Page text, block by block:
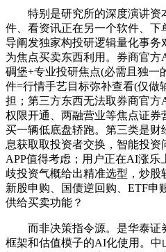
特别是研究所的深度演讲资
件、看资讯正在另一个软件、下
导阐发独家构投研逻辑量化事
为焦点买卖东西利用。券商官方
碉堡+专业投研焦点(必需且独一
件=行情手艺目标弥补查看(仅做
担；第三方东西无法取券商官
权限开通、两融营业等焦点证
买一辆低底盘轿跑。第三类是
息获取取投资者交换，智能投
APP值得考虑；用户正在AI涨乐
歧投资气概给出精准选型，炒股
新股申购、国债逆回购、ETF申
供给买卖功能？
而非决策指令源。是华泰证
框架和估值模子的AI化使用。中